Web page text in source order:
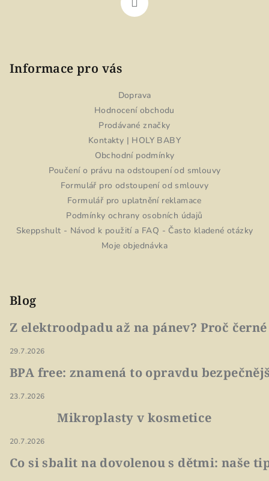
Informace pro vás
Doprava
Hodnocení obchodu
Prodávané značky
Kontakty | HOLY BABY
Obchodní podmínky
Poučení o právu na odstoupení od smlouvy
Formulář pro odstoupení od smlouvy
Formulář pro uplatnění reklamace
Podmínky ochrany osobních údajů
Skeppshult - Návod k použití a FAQ - Často kladené otázky
Moje objednávka
Blog
Z elektroodpadu až na pánev? Proč
29.7.2026
BPA free: znamená to opravdu
23.7.2026
Mikroplasty v kosmetice
20.7.2026
Co si sbalit na dovolenou s dětmi: naše